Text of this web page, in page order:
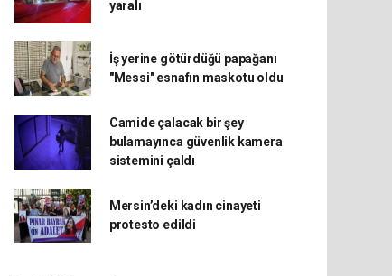
yaralı
İş yerine götürdüğü papağanı
"Messi" esnafın maskotu oldu
Camide çalacak bir şey
bulamayınca güvenlik kamera
sistemini çaldı
Mersin’deki kadın cinayeti
protesto edildi